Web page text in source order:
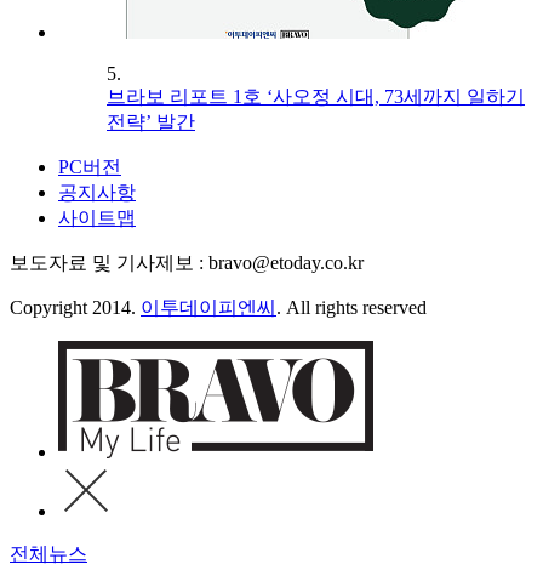
5.
브라보 리포트 1호 ‘사오정 시대, 73세까지 일하기
전략’ 발간
PC버전
공지사항
사이트맵
보도자료 및 기사제보 : bravo@etoday.co.kr
Copyright 2014. 이투데이피엔씨 . All rights reserved
전체뉴스